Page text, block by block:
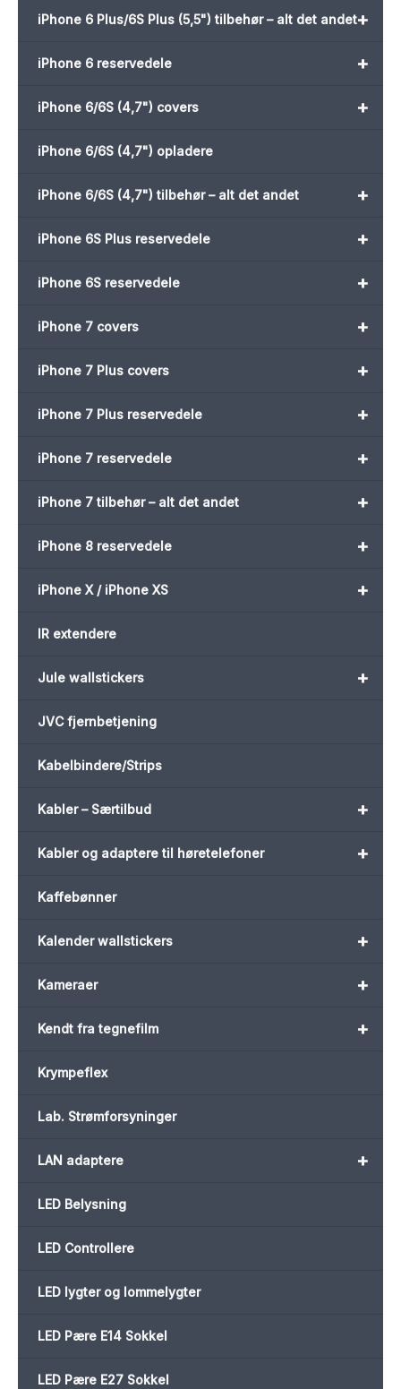
+
iPhone 6 Plus/6S Plus (5,5") tilbehør – alt det andet
+
iPhone 6 reservedele
+
iPhone 6/6S (4,7") covers
iPhone 6/6S (4,7") opladere
+
iPhone 6/6S (4,7") tilbehør – alt det andet
+
iPhone 6S Plus reservedele
+
iPhone 6S reservedele
+
iPhone 7 covers
+
iPhone 7 Plus covers
+
iPhone 7 Plus reservedele
+
iPhone 7 reservedele
+
iPhone 7 tilbehør – alt det andet
+
iPhone 8 reservedele
+
iPhone X / iPhone XS
IR extendere
+
Jule wallstickers
JVC fjernbetjening
Kabelbindere/Strips
+
Kabler – Særtilbud
+
Kabler og adaptere til høretelefoner
Kaffebønner
+
Kalender wallstickers
+
Kameraer
+
Kendt fra tegnefilm
Krympeflex
Lab. Strømforsyninger
+
LAN adaptere
LED Belysning
LED Controllere
LED lygter og lommelygter
LED Pære E14 Sokkel
LED Pære E27 Sokkel